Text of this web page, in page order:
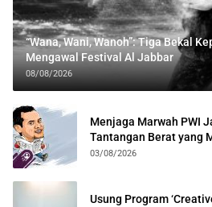
“Wana, Wani, Wanoh”: Tiga Bekal
Mengawal Festival Al Jabbar
08/08/2026
Menjaga Marwah PWI
Tantangan Berat yang
Lintas Generasi
03/08/2026
Usung Program